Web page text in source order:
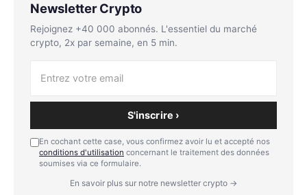
Newsletter Crypto
Rejoignez +40 000 abonnés. L'essentiel du marché
crypto, 2x par semaine, en 5 min.
S'inscrire ›
En cochant cette case, vous confirmez avoir lu et accepté nos
conditions d'utilisation concernant le traitement des données
soumises via ce formulaire.
En savoir plus sur notre newsletter crypto →